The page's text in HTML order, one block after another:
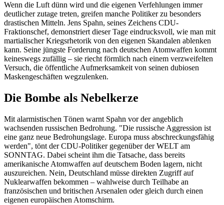
Wenn die Luft dünn wird und die eigenen Verfehlungen immer
deutlicher zutage treten, greifen manche Politiker zu besonders
drastischen Mitteln. Jens Spahn, seines Zeichens CDU-
Fraktionschef, demonstriert dieser Tage eindrucksvoll, wie man mit
martialischer Kriegsrhetorik von den eigenen Skandalen ablenken
kann. Seine jüngste Forderung nach deutschen Atomwaffen kommt
keineswegs zufällig – sie riecht förmlich nach einem verzweifelten
Versuch, die öffentliche Aufmerksamkeit von seinen dubiosen
Maskengeschäften wegzulenken.
Die Bombe als Nebelkerze
Mit alarmistischen Tönen warnt Spahn vor der angeblich
wachsenden russischen Bedrohung. "Die russische Aggression ist
eine ganz neue Bedrohungslage. Europa muss abschreckungsfähig
werden", tönt der CDU-Politiker gegenüber der WELT am
SONNTAG. Dabei scheint ihm die Tatsache, dass bereits
amerikanische Atomwaffen auf deutschem Boden lagern, nicht
auszureichen. Nein, Deutschland müsse direkten Zugriff auf
Nuklearwaffen bekommen – wahlweise durch Teilhabe an
französischen und britischen Arsenalen oder gleich durch einen
eigenen europäischen Atomschirm.